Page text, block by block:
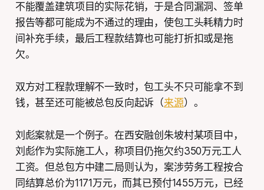
不能覆盖建筑项目的实际花销，于是合同漏洞、签单
报告等都可能成为不通过的理由，使包工头耗精力时
间补充手续，最后工程款结算也可能打折扣或是拖
欠。
双方对工程款理解不一致时，包工头不只可能拿不到
钱，甚至还可能被总包反向起诉（来源）。
刘彪案就是一个例子。在西安融创朱坡村某项目中，
刘彪作为实际施工人，称项目仍拖欠约350万元工人
工资。但总包方中建二局则认为，案涉劳务工程按合
同结算总价为1171万元，而其已预付1455万元，已经